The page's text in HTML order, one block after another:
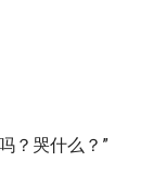
？哭什么？”